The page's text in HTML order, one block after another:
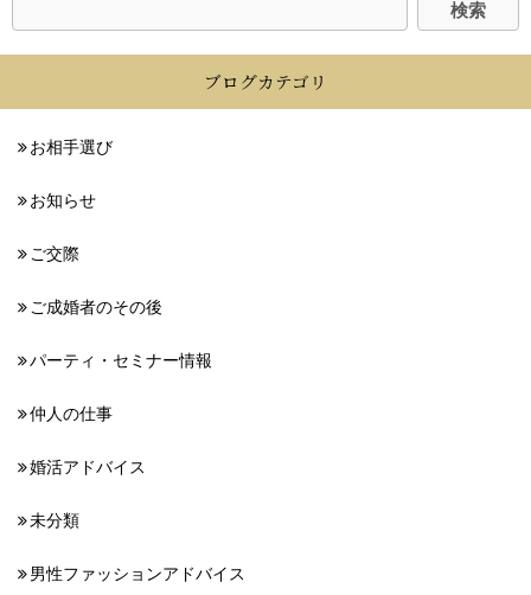
ブログカテゴリ
お相手選び
お知らせ
ご交際
ご成婚者のその後
パーティ・セミナー情報
仲人の仕事
婚活アドバイス
未分類
男性ファッションアドバイス